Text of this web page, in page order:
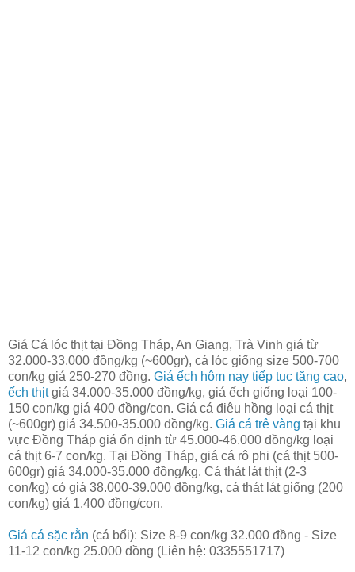
Giá Cá lóc thịt tại Đồng Tháp, An Giang, Trà Vinh giá từ
32.000-33.000 đồng/kg (~600gr), cá lóc giống size 500-700
con/kg giá 250-270 đồng. Giá ếch hôm nay tiếp tục tăng cao,
ếch thịtgiá 34.000-35.000 đồng/kg, giá ếch giống loại 100-
150 con/kg giá 400 đồng/con. Giá cá điêu hồng loại cá thịt
(~600gr) giá 34.500-35.000 đồng/kg. Giá cá trê vàng tại khu
vực Đồng Tháp giá ổn định từ 45.000-46.000 đồng/kg loại
cá thịt 6-7 con/kg. Tại Đồng Tháp, giá cá rô phi (cá thịt 500-
600gr) giá 34.000-35.000 đồng/kg. Cá thát lát thịt (2-3
con/kg) có giá 38.000-39.000 đồng/kg, cá thát lát giống (200
con/kg) giá 1.400 đồng/con.
Giá cá sặc rằn (cá bổi): Size 8-9 con/kg 32.000 đồng - Size
11-12 con/kg 25.000 đồng (Liên hệ: 0335551717)